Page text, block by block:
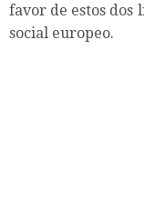
favor de estos dos
social europeo.